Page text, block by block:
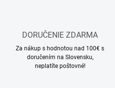
DORUČENIE ZDARMA
Za nákup s hodnotou nad 100€ s
doručením na Slovensku,
neplatíte poštovné!